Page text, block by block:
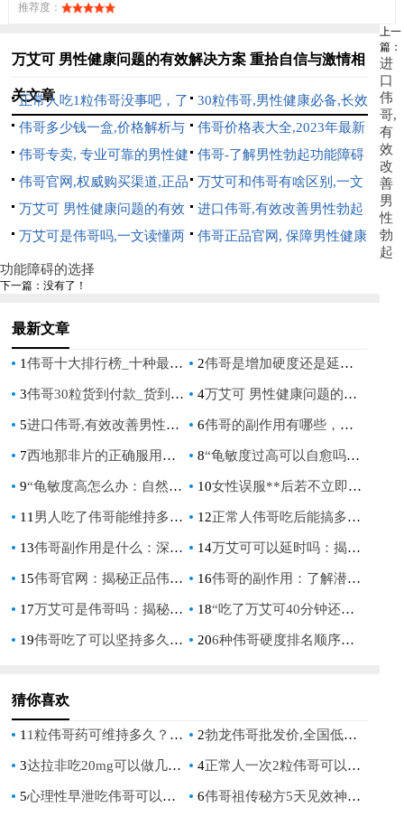
推荐度：
万艾可 男性健康问题的有效解决方案 重拾自信与激情相
关文章
正常人吃1粒伟哥没事吧，了
解正确用药与潜在风险
30粒伟哥,男性健康必备,长效
持久,提升性生活质量
伟哥多少钱一盒,价格解析与
购买指南
伟哥价格表大全,2023年最新
伟哥价格对比与购买指南
伟哥专卖, 专业可靠的男性健
康解决方案, 安全有效的勃起
功能障碍治疗药物
伟哥-了解男性勃起功能障碍
的有效解决方案
伟哥官网,权威购买渠道,正品
保障指南
万艾可和伟哥有啥区别,一文
读懂两种男性助勃药物的真实
差异
万艾可 男性健康问题的有效
解决方案 重拾自信与激情
进口伟哥,有效改善男性勃起
功能障碍的选择
万艾可是伟哥吗,一文读懂两
种男性健康药物的区别与联系
伟哥正品官网, 保障男性健康
上一
篇：
进
口
伟
哥,
有
效
改
善
男
性
勃
起
功能障碍的选择
下一篇：没有了！
最新文章
1伟哥十大排行榜_十种最受欢迎的伟哥产品 2伟哥是增加硬度还是延长时间_伟哥究竟是增加勃起硬度还是延长时间
3伟哥30粒货到付款_货到付款伟哥30粒，快速恢复男人健康 4万艾可 男性健康问题的有效解决方案 重拾自信与激情
5进口伟哥,有效改善男性勃起功能障碍的选择 6伟哥的副作用有哪些，全面解析其潜在风险
7西地那非片的正确服用方法与效果，提升性生活质量的关键指南 8“龟敏度过高可以自愈吗？揭秘男性健康常见问题”
9“龟敏度高怎么办：自然疗法与生活方式调整指南” 10女性误服**后若不立即释放，真的会致命吗？
11男人吃了伟哥能维持多久：揭秘西地那非的持久效果 12正常人伟哥吃后能搞多久：揭秘其对性能力的影响
13伟哥副作用是什么：深入了解其潜在风险与影响 14万艾可可以延时吗：揭秘其对男性持久力的影响
15伟哥官网：揭秘正品伟哥的购买指南与使用注意事项 16伟哥的副作用：了解潜在风险，保障性福生活
17万艾可是伟哥吗：揭秘两者之间的真实联系 18“吃了万艾可40分钟还没反应：可能的原因及应对策略”
19伟哥吃了可以坚持多久：揭秘其持久效果与正确使用方法 206种伟哥硬度排名顺序：男性健康指南，揭秘最佳选择
猜你喜欢
11粒伟哥药可维持多久？详细解析药效持续时间与影响因素 2勃龙伟哥批发价,全国低价正品货源直供,厂家直销价格表
3达拉非吃20mg可以做几次了解其功效与作用前必须知道的信息 4正常人一次2粒伟哥可以吗,服用剂量与安全注意事项详解
5心理性早泄吃伟哥可以治疗吗,专家解析药物与心理治疗的结合效果 6伟哥祖传秘方5天见效神奇功效探秘